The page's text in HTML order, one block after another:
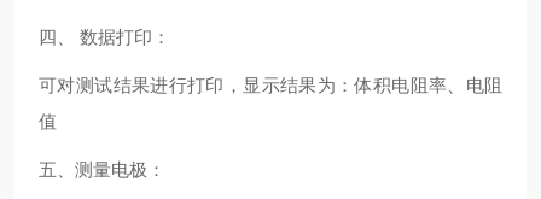
四、 数据打印：
可对测试结果进行打印，显示结果为：体积电阻率、电阻
值
五、测量电极：